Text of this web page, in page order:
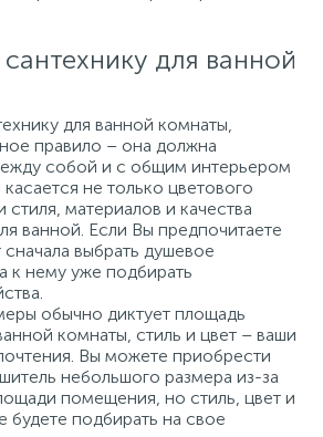
для ванной
для ванной комнаты,
правило – она должна
собой и с общим интерьером
не только цветового
материалов и качества
ванной. Если Вы предпочитаете
выбрать душевое
к нему уже подбирать
обычно диктует площадь
комнаты, стиль и цвет – ваши
Вы можете приобрести
небольшого размера из-за
помещения, но стиль, цвет и
подбирать на свое